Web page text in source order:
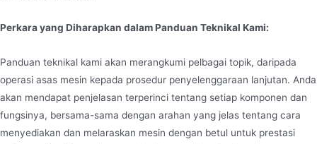
Perkara yang Diharapkan dalam Panduan Teknikal Kami:
Panduan teknikal kami akan merangkumi pelbagai topik, daripada
operasi asas mesin kepada prosedur penyelenggaraan lanjutan. Anda
akan mendapat penjelasan terperinci tentang setiap komponen dan
fungsinya, bersama-sama dengan arahan yang jelas tentang cara
menyediakan dan melaraskan mesin dengan betul untuk prestasi